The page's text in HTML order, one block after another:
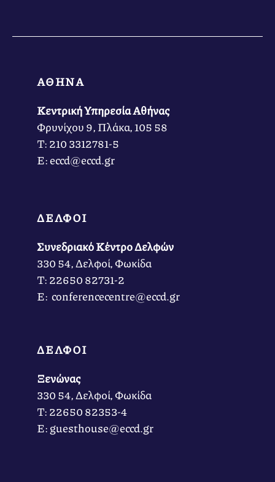
ΑΘΗΝΑ
Κεντρική Υπηρεσία Αθήνας
Φρυνίχου 9, Πλάκα, 105 58
Τ: 210 3312781-5
Ε: eccd@eccd.gr
ΔΕΛΦΟΙ
Συνεδριακό Κέντρο Δελφών
330 54, Δελφοί, Φωκίδα
Τ: 22650 82731-2
Ε: conferencecentre@eccd.gr
ΔΕΛΦΟΙ
Ξενώνας
330 54, Δελφοί, Φωκίδα
Τ: 22650 82353-4
Ε: guesthouse@eccd.gr